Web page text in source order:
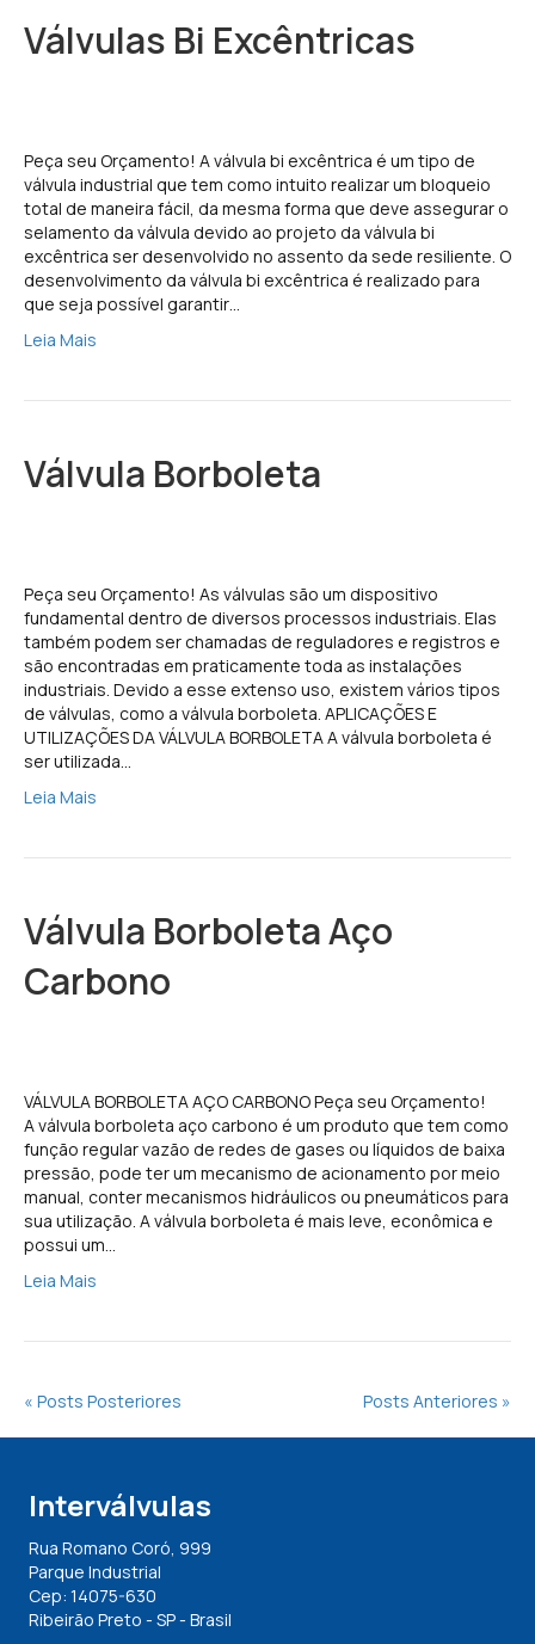
Válvulas Bi Excêntricas
Peça seu Orçamento! A válvula bi excêntrica é um tipo de
válvula industrial que tem como intuito realizar um bloqueio
total de maneira fácil, da mesma forma que deve assegurar o
selamento da válvula devido ao projeto da válvula bi
excêntrica ser desenvolvido no assento da sede resiliente. O
desenvolvimento da válvula bi excêntrica é realizado para
que seja possível garantir…
Leia Mais
Válvula Borboleta
Peça seu Orçamento! As válvulas são um dispositivo
fundamental dentro de diversos processos industriais. Elas
também podem ser chamadas de reguladores e registros e
são encontradas em praticamente toda as instalações
industriais. Devido a esse extenso uso, existem vários tipos
de válvulas, como a válvula borboleta. APLICAÇÕES E
UTILIZAÇÕES DA VÁLVULA BORBOLETA A válvula borboleta é
ser utilizada…
Leia Mais
Válvula Borboleta Aço
Carbono
VÁLVULA BORBOLETA AÇO CARBONO Peça seu Orçamento!
A válvula borboleta aço carbono é um produto que tem como
função regular vazão de redes de gases ou líquidos de baixa
pressão, pode ter um mecanismo de acionamento por meio
manual, conter mecanismos hidráulicos ou pneumáticos para
sua utilização. A válvula borboleta é mais leve, econômica e
possui um…
Leia Mais
« Posts Posteriores Posts Anteriores »
Interválvulas
Rua Romano Coró, 999
Parque Industrial
Cep: 14075-630
Ribeirão Preto - SP - Brasil